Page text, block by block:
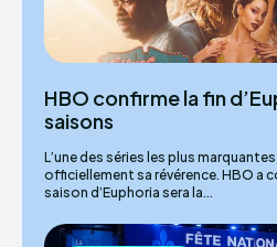
HBO confirme la fin
saisons
L’une des séries les plus
officiellement sa révérence. HBO a
saison d’Euphoria sera la...